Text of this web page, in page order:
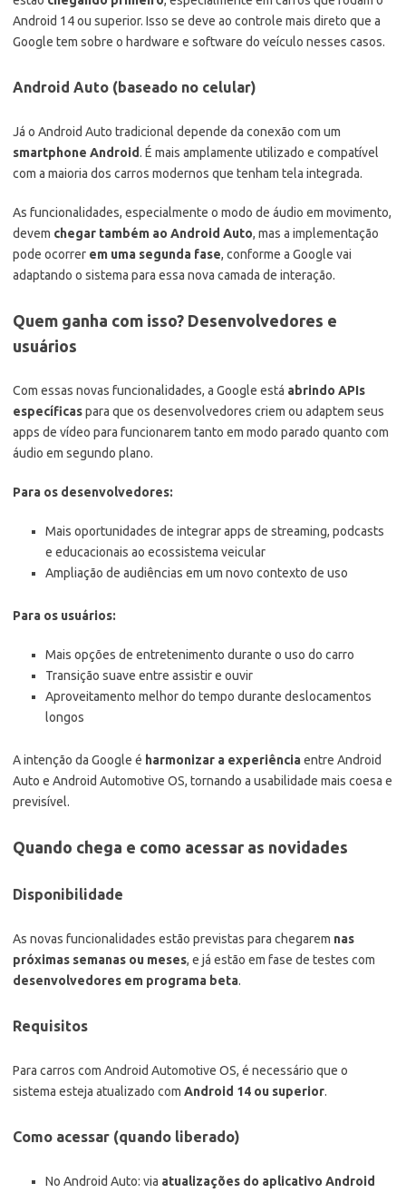
Android 14 ou superior. Isso se deve ao controle mais direto que a
Google tem sobre o hardware e software do veículo nesses casos.
Android Auto (baseado no celular)
Já o Android Auto tradicional depende da conexão com um
smartphone Android. É mais amplamente utilizado e compatível
com a maioria dos carros modernos que tenham tela integrada.
As funcionalidades, especialmente o modo de áudio em movimento,
devem chegar também ao Android Auto, mas a implementação
pode ocorrer em uma segunda fase, conforme a Google vai
adaptando o sistema para essa nova camada de interação.
Quem ganha com isso? Desenvolvedores e
usuários
Com essas novas funcionalidades, a Google está abrindo APIs
específicaspara que os desenvolvedores criem ou adaptem seus
apps de vídeo para funcionarem tanto em modo parado quanto com
áudio em segundo plano.
Para os desenvolvedores:
Mais oportunidades de integrar apps de streaming, podcasts
e educacionais ao ecossistema veicular
Ampliação de audiências em um novo contexto de uso
Para os usuários:
Mais opções de entretenimento durante o uso do carro
Transição suave entre assistir e ouvir
Aproveitamento melhor do tempo durante deslocamentos
longos
A intenção da Google é harmonizar a experiênciaentre Android
Auto e Android Automotive OS, tornando a usabilidade mais coesa e
previsível.
Quando chega e como acessar as novidades
Disponibilidade
As novas funcionalidades estão previstas para chegarem nas
próximas semanas ou meses, e já estão em fase de testes com
desenvolvedores em programa beta.
Requisitos
Para carros com Android Automotive OS, é necessário que o
sistema esteja atualizado com Android 14 ou superior.
Como acessar (quando liberado)
No Android Auto: via atualizações do aplicativo Android